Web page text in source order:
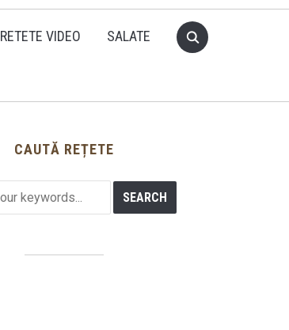
RETETE VIDEO SALATE
CAUTĂ REȚETE